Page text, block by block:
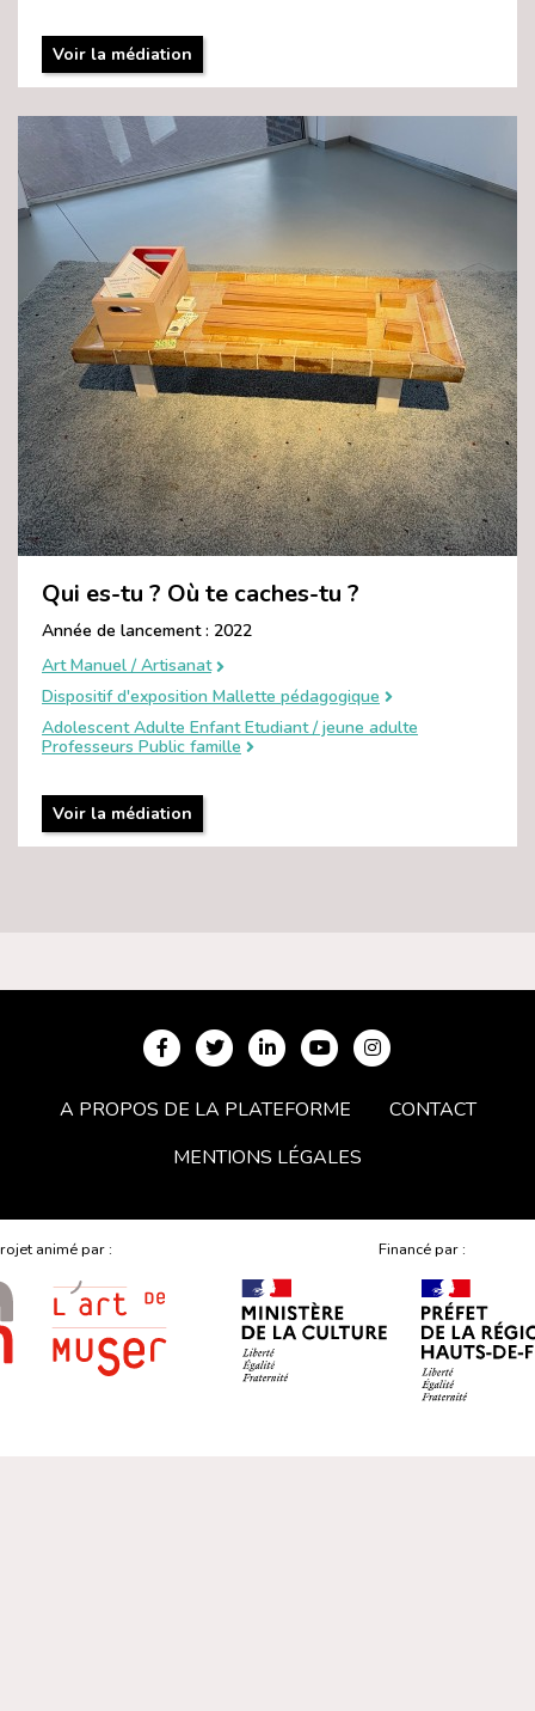
Voir la médiation
Qui es-tu ? Où te caches-tu ?
Année de lancement : 2022
Art Manuel / Artisanat
Dispositif d'exposition Mallette pédagogique
Adolescent Adulte Enfant Etudiant / jeune adulte
Professeurs Public famille
Voir la médiation
A PROPOS DE LA PLATEFORME
CONTACT
MENTIONS LÉGALES
animé par : Financé par :